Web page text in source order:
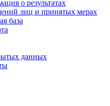
о результатах
лиц и принятых мерах
база
данных